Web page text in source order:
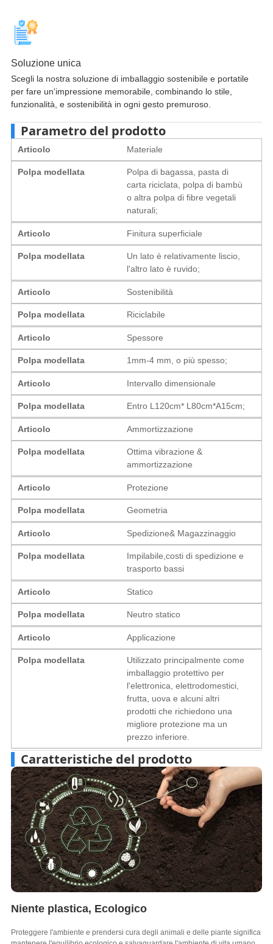
Soluzione unica
Scegli la nostra soluzione di imballaggio sostenibile e portatile
per fare un'impressione memorabile, combinando lo stile,
funzionalità, e sostenibilità in ogni gesto premuroso.
Parametro del prodotto
Articolo Materiale
Polpa modellata
Polpa di bagassa, pasta di
carta riciclata, polpa di bambù
o altra polpa di fibre vegetali
naturali;
Articolo Finitura superficiale
Polpa modellata
Un lato è relativamente liscio,
l'altro lato è ruvido;
Articolo Sostenibilità
Polpa modellata Riciclabile
Articolo Spessore
Polpa modellata 1mm-4 mm, o più spesso;
Articolo Intervallo dimensionale
Polpa modellata Entro L120cm* L80cm*A15cm;
Articolo Ammortizzazione
Polpa modellata
Ottima vibrazione &
ammortizzazione
Articolo Protezione
Polpa modellata Geometria
Articolo Spedizione& Magazzinaggio
Polpa modellata
Impilabile,costi di spedizione e
trasporto bassi
Articolo Statico
Polpa modellata Neutro statico
Articolo Applicazione
Polpa modellata
Utilizzato principalmente come
imballaggio protettivo per
l'elettronica, elettrodomestici,
frutta, uova e alcuni altri
prodotti che richiedono una
migliore protezione ma un
prezzo inferiore.
Caratteristiche del prodotto
Niente plastica, Ecologico
Proteggere l'ambiente e prendersi cura degli animali e delle piante significa